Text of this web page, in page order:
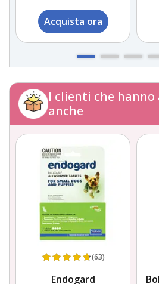
Acquista ora
I clienti che
anche
(63)
Endogard